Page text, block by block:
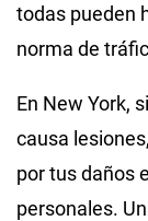
todas pueden
norma de
En New York,
causa
por tus daños
personales.